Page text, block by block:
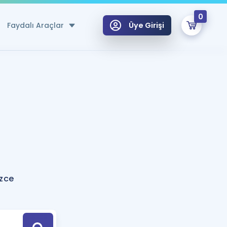
Faydalı Araçlar
Hesaplama Aracı
için Öneriler
Tek Takvimde
Üye Girişi
0